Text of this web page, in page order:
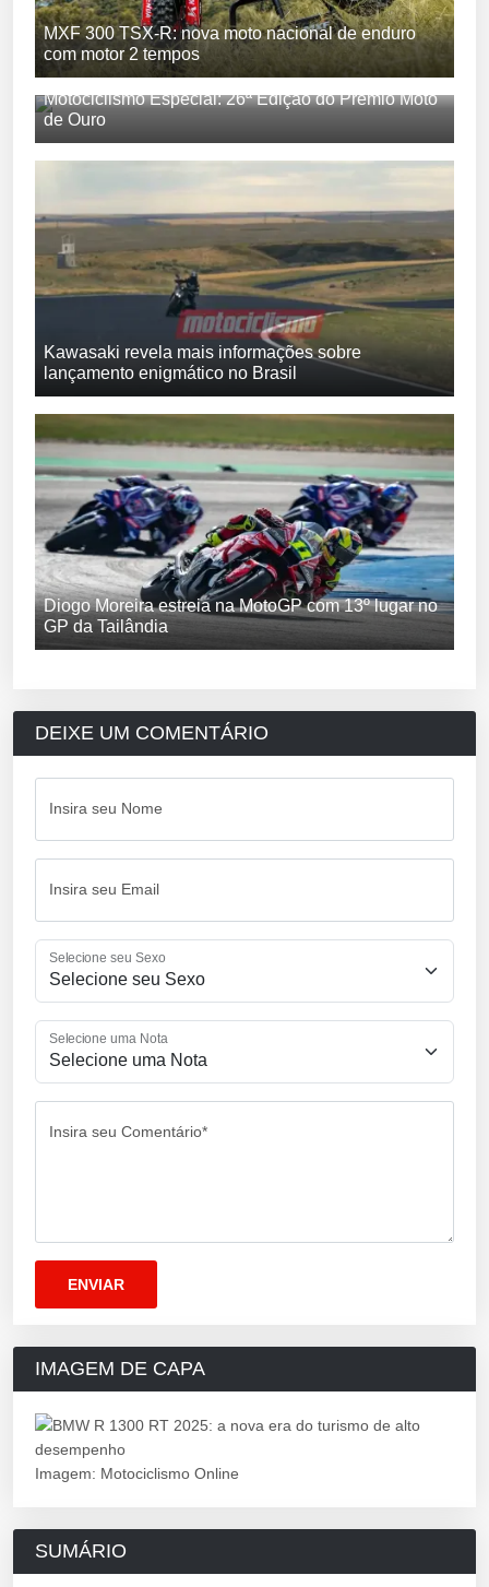
MXF 300 TSX-R: nova moto nacional de enduro
com motor 2 tempos
Motociclismo Especial: 26ª Edição do Prêmio Moto
de Ouro
Kawasaki revela mais informações sobre
lançamento enigmático no Brasil
Diogo Moreira estreia na MotoGP com 13º lugar no
GP da Tailândia
DEIXE UM COMENTÁRIO
Insira seu Nome
Insira seu Email
Selecione seu Sexo
Selecione uma Nota
Insira seu Comentário*
IMAGEM DE CAPA
Imagem: Motociclismo Online
SUMÁRIO